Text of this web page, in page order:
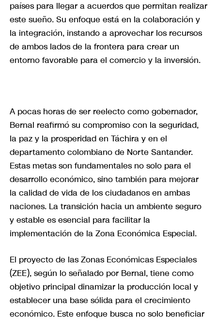
países para llegar a acuerdos que permitan realizar
este sueño. Su enfoque está en la colaboración y
la integración, instando a aprovechar los recursos
de ambos lados de la frontera para crear un
entorno favorable para el comercio y la inversión.
A pocas horas de ser reelecto como gobernador,
Bernal reafirmó su compromiso con la seguridad,
la paz y la prosperidad en Táchira y en el
departamento colombiano de Norte Santander.
Estas metas son fundamentales no solo para el
desarrollo económico, sino también para mejorar
la calidad de vida de los ciudadanos en ambas
naciones. La transición hacia un ambiente seguro
y estable es esencial para facilitar la
implementación de la Zona Económica Especial.
El proyecto de las Zonas Económicas Especiales
(ZEE), según lo señalado por Bernal, tiene como
objetivo principal dinamizar la producción local y
establecer una base sólida para el crecimiento
económico. Este enfoque busca no solo beneficiar